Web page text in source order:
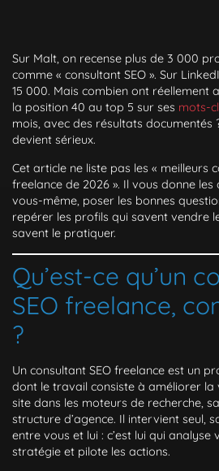
Sur Malt, on recense plus de 3 000
comme « consultant SEO ». Sur
15 000. Mais combien ont réellement
la position 40 au top 5 sur ses mots-
mois, avec des résultats documentés
devient sérieux.
Cet article ne liste pas les « meilleurs
freelance de 2026 ». Il vous donne
vous-même, poser les bonnes
repérer les profils qui savent vendre le
savent le pratiquer.
Qu’est-ce qu’un
SEO freelance,
?
Un consultant SEO freelance est un
dont le travail consiste à améliorer la
site dans les moteurs de recherche,
structure d’agence. Il intervient seul,
entre vous et lui : c’est lui qui analyse
stratégie et pilote les actions.